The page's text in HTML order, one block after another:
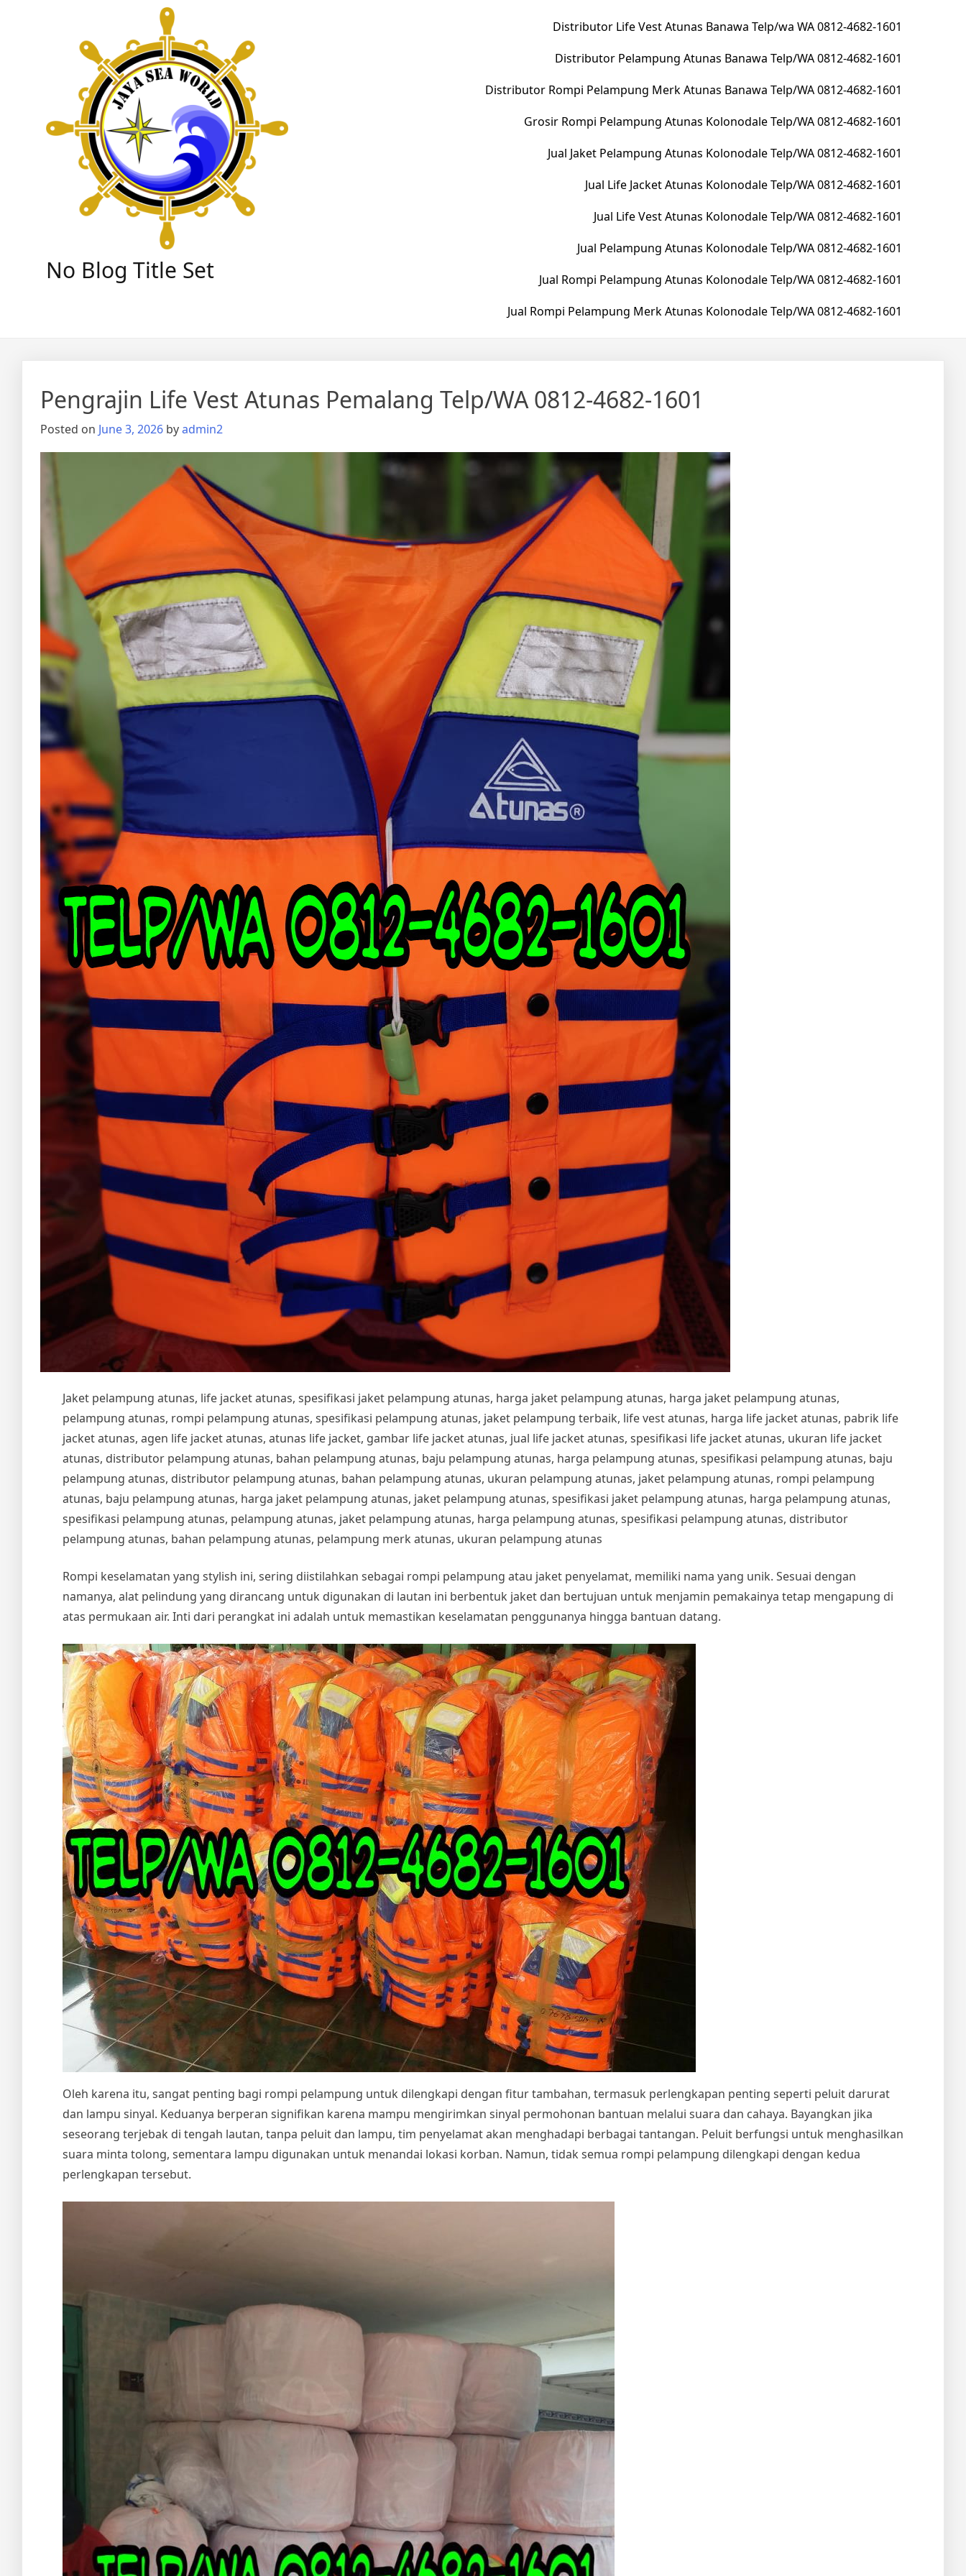
No Blog Title Set
Distributor Life Vest Atunas Banawa Telp/wa WA 0812-4682-1601
Distributor Pelampung Atunas Banawa Telp/WA 0812-4682-1601
Distributor Rompi Pelampung Merk Atunas Banawa Telp/WA 0812-4682-1601
Grosir Rompi Pelampung Atunas Kolonodale Telp/WA 0812-4682-1601
Jual Jaket Pelampung Atunas Kolonodale Telp/WA 0812-4682-1601
Jual Life Jacket Atunas Kolonodale Telp/WA 0812-4682-1601
Jual Life Vest Atunas Kolonodale Telp/WA 0812-4682-1601
Jual Pelampung Atunas Kolonodale Telp/WA 0812-4682-1601
Jual Rompi Pelampung Atunas Kolonodale Telp/WA 0812-4682-1601
Jual Rompi Pelampung Merk Atunas Kolonodale Telp/WA 0812-4682-1601
Pengrajin Life Vest Atunas Pemalang Telp/WA 0812-4682-1601
Posted on June 3, 2026 byadmin2
Jaket pelampung atunas, life jacket atunas, spesifikasi jaket pelampung atunas, harga jaket pelampung atunas, harga jaket pelampung atunas,
pelampung atunas, rompi pelampung atunas, spesifikasi pelampung atunas, jaket pelampung terbaik, life vest atunas, harga life jacket atunas, pabrik life
jacket atunas, agen life jacket atunas, atunas life jacket, gambar life jacket atunas, jual life jacket atunas, spesifikasi life jacket atunas, ukuran life jacket
atunas, distributor pelampung atunas, bahan pelampung atunas, baju pelampung atunas, harga pelampung atunas, spesifikasi pelampung atunas, baju
pelampung atunas, distributor pelampung atunas, bahan pelampung atunas, ukuran pelampung atunas, jaket pelampung atunas, rompi pelampung
atunas, baju pelampung atunas, harga jaket pelampung atunas, jaket pelampung atunas, spesifikasi jaket pelampung atunas, harga pelampung atunas,
spesifikasi pelampung atunas, pelampung atunas, jaket pelampung atunas, harga pelampung atunas, spesifikasi pelampung atunas, distributor
pelampung atunas, bahan pelampung atunas, pelampung merk atunas, ukuran pelampung atunas
Rompi keselamatan yang stylish ini, sering diistilahkan sebagai rompi pelampung atau jaket penyelamat, memiliki nama yang unik. Sesuai dengan
namanya, alat pelindung yang dirancang untuk digunakan di lautan ini berbentuk jaket dan bertujuan untuk menjamin pemakainya tetap mengapung di
atas permukaan air. Inti dari perangkat ini adalah untuk memastikan keselamatan penggunanya hingga bantuan datang.
Oleh karena itu, sangat penting bagi rompi pelampung untuk dilengkapi dengan fitur tambahan, termasuk perlengkapan penting seperti peluit darurat
dan lampu sinyal. Keduanya berperan signifikan karena mampu mengirimkan sinyal permohonan bantuan melalui suara dan cahaya. Bayangkan jika
seseorang terjebak di tengah lautan, tanpa peluit dan lampu, tim penyelamat akan menghadapi berbagai tantangan. Peluit berfungsi untuk menghasilkan
suara minta tolong, sementara lampu digunakan untuk menandai lokasi korban. Namun, tidak semua rompi pelampung dilengkapi dengan kedua
perlengkapan tersebut.